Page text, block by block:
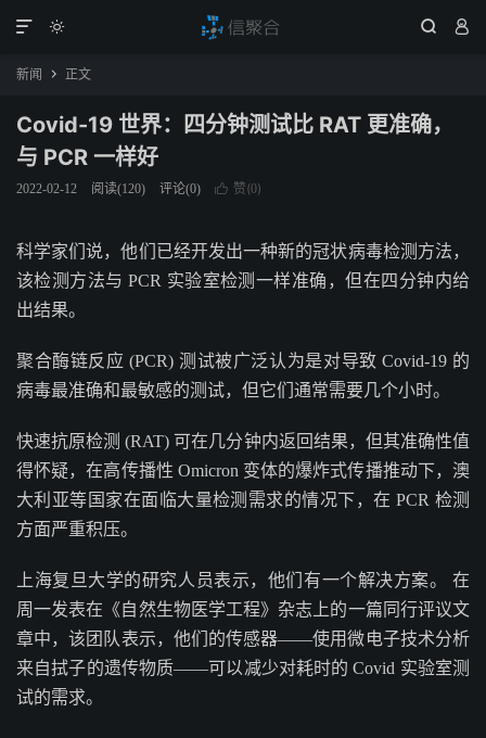
  

新闻  正文
Covid-19 世界：四分钟测试比 RAT 更准确，
与 PCR 一样好
2022-02-12 阅读(120) 评论(0)  赞(0)
科学家们说，他们已经开发出一种新的冠状病毒检测方法，
该检测方法与 PCR 实验室检测一样准确，但在四分钟内给
出结果。
聚合酶链反应 (PCR) 测试被广泛认为是对导致 Covid-19 的
病毒最准确和最敏感的测试，但它们通常需要几个小时。
快速抗原检测 (RAT) 可在几分钟内返回结果，但其准确性值
得怀疑，在高传播性 Omicron 变体的爆炸式传播推动下，澳
大利亚等国家在面临大量检测需求的情况下，在 PCR 检测
方面严重积压。
上海复旦大学的研究人员表示，他们有一个解决方案。 在
周一发表在《自然生物医学工程》杂志上的一篇同行评议文
章中，该团队表示，他们的传感器——使用微电子技术分析
来自拭子的遗传物质——可以减少对耗时的 Covid 实验室测
试的需求。